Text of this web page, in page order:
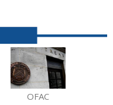
OFAC